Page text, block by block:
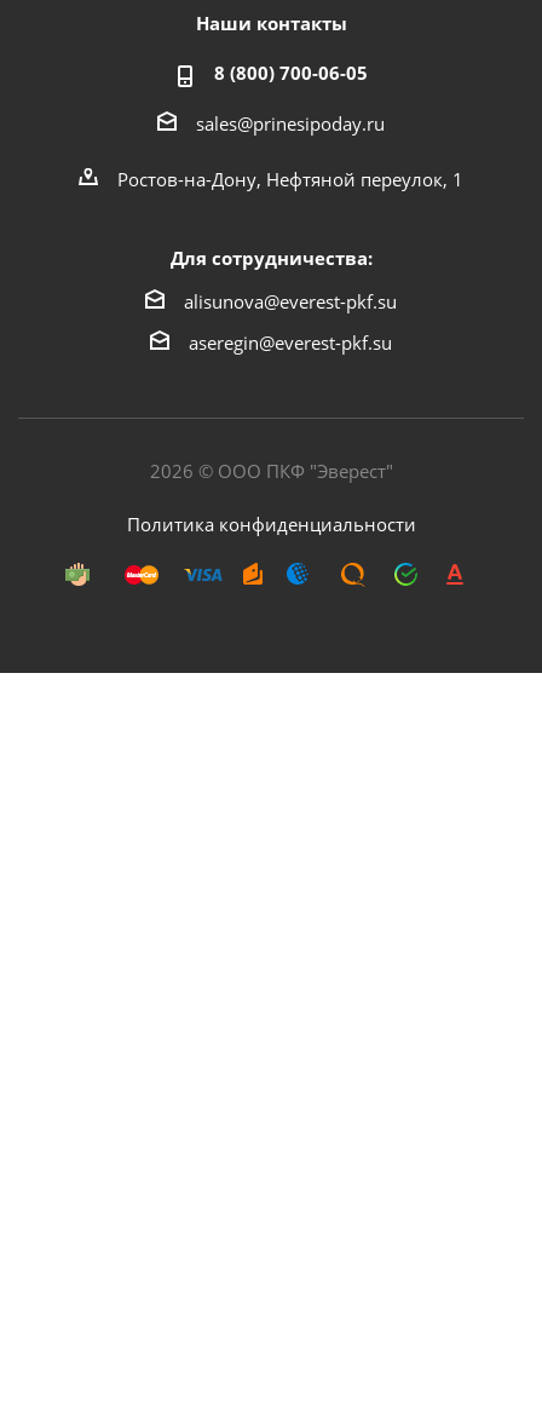
Наши контакты
8 (800) 700-06-05
sales@prinesipoday.ru
Ростов-на-Дону, Нефтяной переулок, 1
Для сотрудничества:
alisunova@everest-pkf.su
aseregin@everest-pkf.su
2026 © ООО ПКФ "Эверест"
Политика конфиденциальности